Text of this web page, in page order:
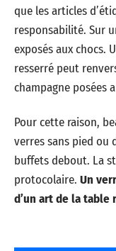
que les articles
responsabilité. Sur
exposés aux chocs.
resserré peut
champagne posées
Pour cette raison,
verres sans pied ou
buffets debout. La
protocolaire. Un
d’un art de la table